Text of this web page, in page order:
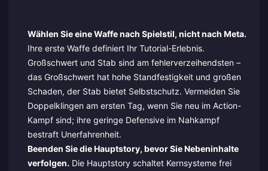
Wählen Sie eine Waffe nach Spielstil, nicht nach Meta.
Ihre erste Waffe definiert Ihr Tutorial-Erlebnis.
Großschwert und Stab sind am fehlerverzeihendsten –
das Großschwert hat hohe Standfestigkeit und großen
Schaden, der Stab bietet Selbstschutz. Vermeiden Sie
Doppelklingen am ersten Tag, wenn Sie neu im Action-
Kampf sind; ihre geringe Defensive im Nahkampf
bestraft Unerfahrenheit.
Beenden Sie die Hauptstory, bevor Sie Nebeninhalte
verfolgen. Die Hauptstory schaltet Kernsysteme frei